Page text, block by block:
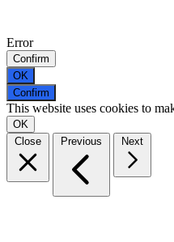
Error
Confirm
OK
Confirm
This website uses cookies to
OK
Close
Previous Next